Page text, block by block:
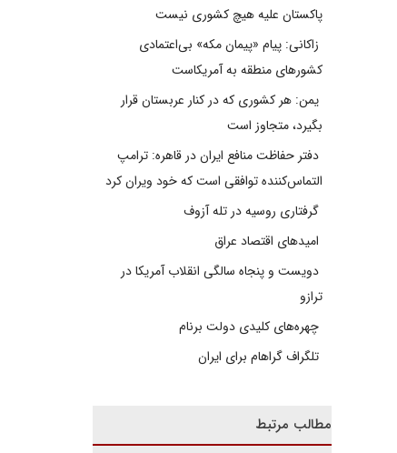
پاکستان علیه هیچ کشوری نیست
زاکانی: پیام «پیمان مکه» بی‌اعتمادی
کشورهای منطقه به آمریکاست
یمن: هر کشوری که در کنار عربستان قرار
بگیرد، متجاوز است
دفتر حفاظت منافع ایران در قاهره: ترامپ
التماس‌کننده توافقی است که خود ویران کرد
گرفتاری روسیه در تله آزوف
امیدهای اقتصاد عراق
دویست و پنجاه سالگی انقلاب آمریکا در
ترازو
چهره‌های کلیدی دولت برنام
تلگراف گراهام برای ایران
مطالب مرتبط